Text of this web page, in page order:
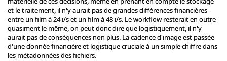
et le traitement, il n'y aurait pas de grandes différences financières
entre un film à 24 i/s et un film à 48 i/s. Le workflow resterait en outre
quasiment le même, on peut donc dire que logistiquement, il n'y
aurait pas de conséquences non plus. La cadence d'image est passée
d'une donnée financière et logistique cruciale à un simple chiffre dans
les métadonnées des fichiers.